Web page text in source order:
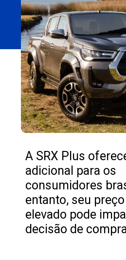
A SRX Plus
adicional para os
consumidores
entanto, seu
elevado pode
decisão de